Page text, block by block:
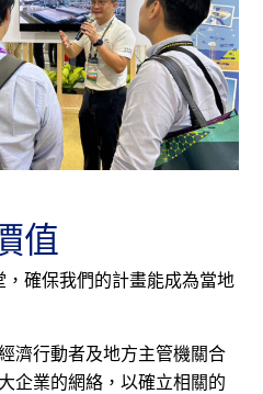
值
確保我們的計畫能成為當地
濟行動者及地方主管機關合
企業的網絡，以確立相關的